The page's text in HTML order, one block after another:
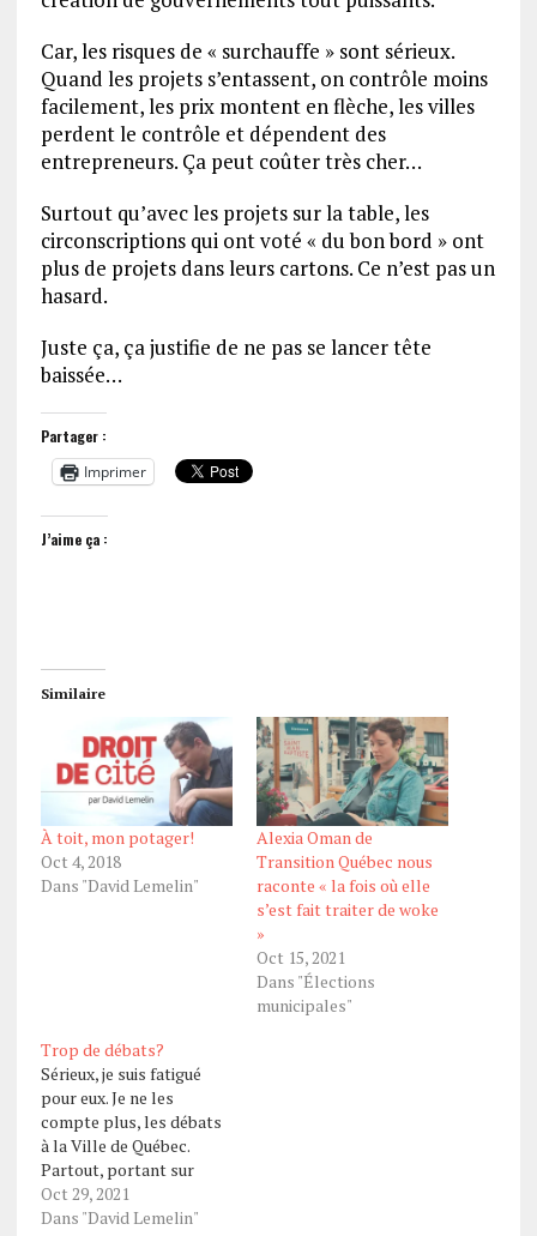
Car, les risques de « surchauffe » sont sérieux.
Quand les projets s’entassent, on contrôle moins
facilement, les prix montent en flèche, les villes
perdent le contrôle et dépendent des
entrepreneurs. Ça peut coûter très cher…
Surtout qu’avec les projets sur la table, les
circonscriptions qui ont voté « du bon bord » ont
plus de projets dans leurs cartons. Ce n’est pas un
hasard.
Juste ça, ça justifie de ne pas se lancer tête
baissée…
Partager :
Imprimer
J’aime ça :
Similaire
À toit, mon potager!
Oct 4, 2018
Dans "David Lemelin"
Alexia Oman de
Transition Québec nous
raconte « la fois où elle
s’est fait traiter de woke
»
Oct 15, 2021
Dans "Élections
municipales"
Trop de débats?
Sérieux, je suis fatigué
pour eux. Je ne les
compte plus, les débats
à la Ville de Québec.
Partout, portant sur
plein de thématiques.
C’est trop? Oui, un
Oct 29, 2021
Dans "David Lemelin"